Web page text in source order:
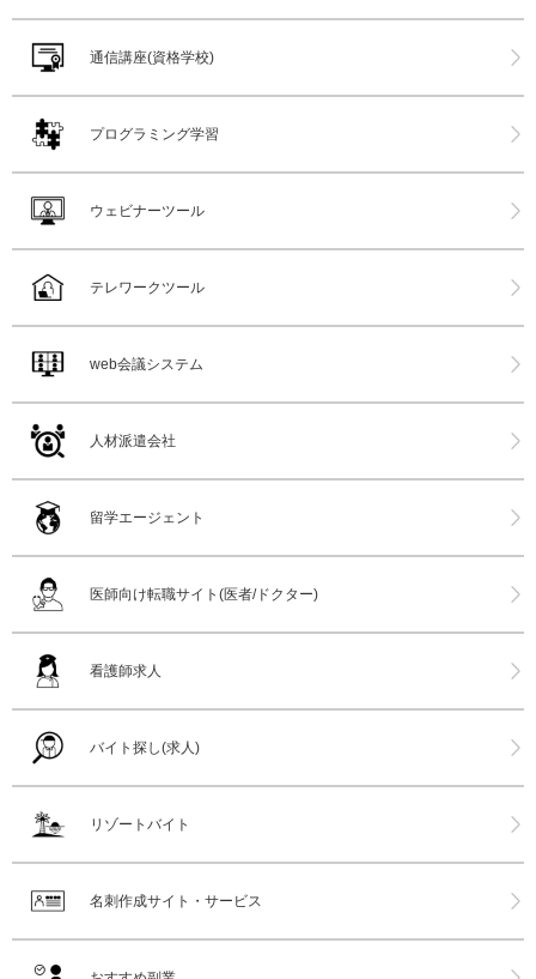
通信講座(資格学校)
プログラミング学習
ウェビナーツール
テレワークツール
web会議システム
人材派遣会社
留学エージェント
医師向け転職サイト(医者/ドクター)
看護師求人
バイト探し(求人)
リゾートバイト
名刺作成サイト・サービス